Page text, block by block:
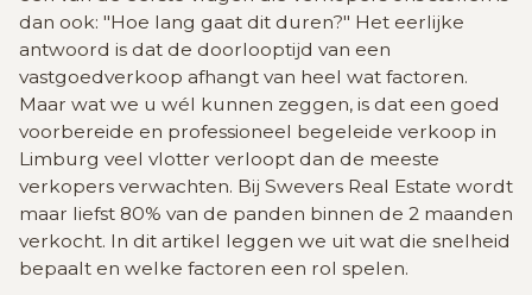
dan ook: "Hoe lang gaat dit duren?" Het eerlijke
antwoord is dat de doorlooptijd van een
vastgoedverkoop afhangt van heel wat factoren.
Maar wat we u wél kunnen zeggen, is dat een goed
voorbereide en professioneel begeleide verkoop in
Limburg veel vlotter verloopt dan de meeste
verkopers verwachten. Bij Swevers Real Estate wordt
maar liefst 80% van de panden binnen de 2 maanden
verkocht. In dit artikel leggen we uit wat die snelheid
bepaalt en welke factoren een rol spelen.